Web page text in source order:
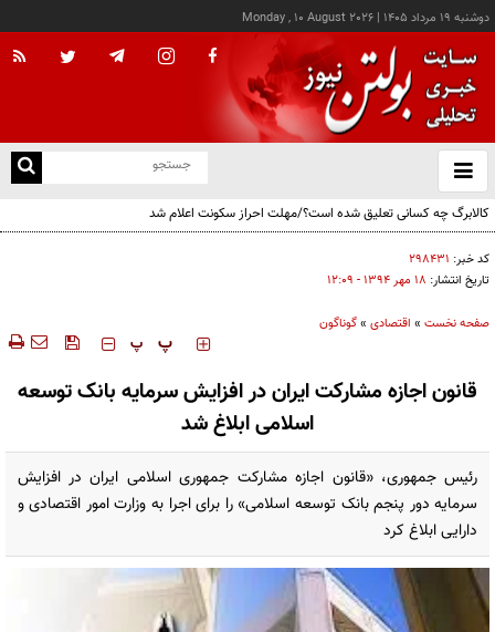
دوشنبه ۱۹ مرداد ۱۴۰۵ |
Monday , 10 August 2026
باز
و
کالابرگ چه کسانی تعلیق شده است؟/مهلت احراز سکونت اعلام شد
کد خبر: ۲۹۸۴۳۱
تاریخ انتشار: ۱۸ مهر ۱۳۹۴ - ۱۲:۰۹
صفحه نخست » اقتصادی »گوناگون
‍‍‍ پ پ
قانون اجازه مشارکت ایران در افزایش سرمایه بانک توسعه
اسلامی ابلاغ شد
رئیس جمهوری، «قانون اجازه مشارکت جمهوری اسلامی ایران در افزایش
سرمایه دور پنجم بانک توسعه اسلامی» را برای اجرا به وزارت امور اقتصادی و
دارایی ابلاغ کرد